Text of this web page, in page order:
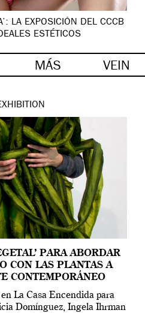
LA EXPOSICIÓN DEL CCCB
ESTÉTICOS
MÁS VEIN
PARA ABORDAR
CON LAS PLANTAS A
CONTEMPORÁNEO
La Casa Encendida para
Domínguez, Ingela Ihrman